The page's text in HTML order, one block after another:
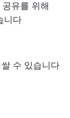
유를 위해
니다
수 있습니다